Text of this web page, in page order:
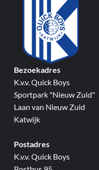
Bezoekadres
K.v.v. Quick Boys
Sportpark "Nieuw Zuid"
Laan van Nieuw Zuid
Katwijk
Postadres
K.v.v. Quick Boys